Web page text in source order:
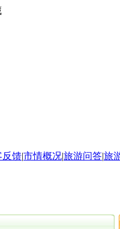
反馈|市情概况|旅游问答|旅